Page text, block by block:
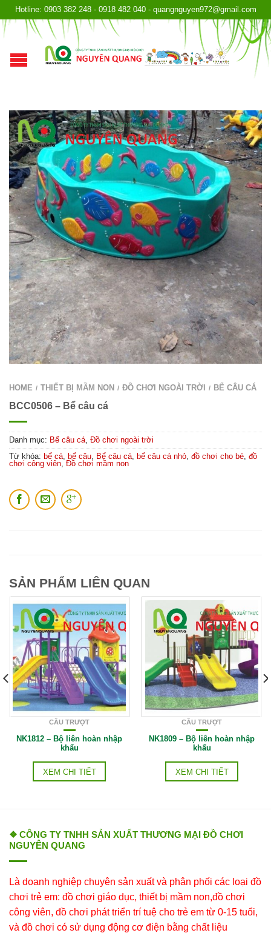
Hotline: 0903 382 248 - 0918 482 040 - quangnguyen972@gmail.com
HOME / THIẾT BỊ MẦM NON / ĐỒ CHƠI NGOÀI TRỜI / BỂ CÂU CÁ
BCC0506 – Bể câu cá
Danh mục: Bể câu cá Đồ chơi ngoài trời
Từ khóa: bể cá bể câu Bể câu cá bể câu cá nhỏ đồ chơi cho bé đồ
chơi công viên Đồ chơi mầm non
SẢN PHẨM LIÊN QUAN
CẦU TRƯỢT
NK1812 – Bộ liên hoàn nhập
khẩu
XEM CHI TIẾT
CẦU TRƯỢT
NK1809 – Bộ liên hoàn nhập
khẩu
XEM CHI TIẾT
❖ CÔNG TY TNHH SẢN XUẤT THƯƠNG MẠI ĐỒ CHƠI
NGUYÊN QUANG
Là doanh nghiệp chuyên sản xuất và phân phối các loại đồ
chơi trẻ em: đồ chơi giáo dục, thiết bị mầm non,đồ chơi
công viên, đồ chơi phát triển trí tuệ cho trẻ em từ 0-15 tuổi,
và đồ chơi có sử dụng động cơ điện bằng chất liệu